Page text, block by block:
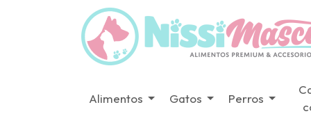
Alimentos Gatos Perros